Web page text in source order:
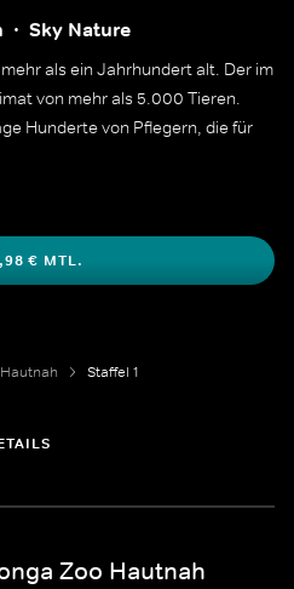
Sky Nature
als ein Jahrhundert alt. Der im
von mehr als 5.000 Tieren.
Hunderte von Pflegern, die für
€ MTL.
Staffel 1
Zoo Hautnah